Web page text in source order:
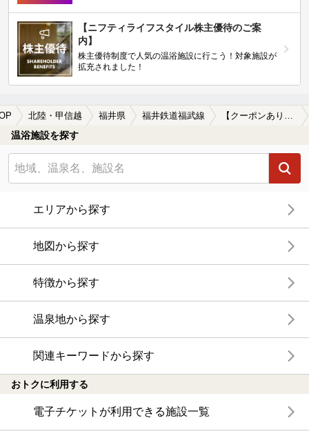
【ニフティライフスタイル株主優待のご案
内】
株主優待制度で人気の温浴施設に行こう！対象施設が
拡充されました！
北陸・甲信越 福井県 福井鉄道福武線 【クーポンあり】宿泊できる福井鉄道福武線周辺の温泉、日帰り温泉、スーパー銭湯を探す
温浴施設を探す
エリアから探す
地図から探す
特徴から探す
温泉地から探す
関連キーワードから探す
おトクに利用する
電子チケットが利用できる施設一覧